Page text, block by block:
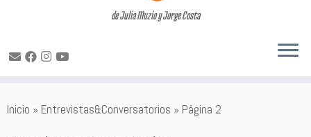
de Julia Muzio y Jorge Costa
Inicio » Entrevistas&Conversatorios » Página 2